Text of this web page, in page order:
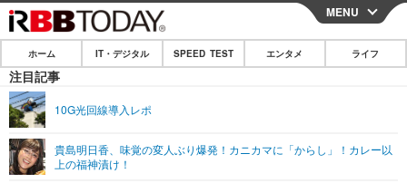
CLOSE
ホーム
IT・デジタル
ネタ
SPEED TEST
エンタメ
MENU
ホーム IT・デジタル SPEED TEST エンタメ ライフ
注目記事
10G光回線導入レポ
貴島明日香、味覚の変人ぶり爆発！カニカマに「からし」！カレー以
上の福神漬け！